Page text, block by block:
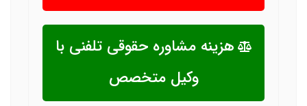
هزینه مشاوره حقوقی تلفنی با
وکیل متخصص